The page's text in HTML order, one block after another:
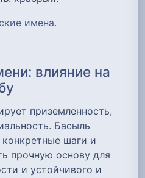
имена.
влияние на
приземленность,
Басыль
шаги и
прочную основу для
и устойчивого и